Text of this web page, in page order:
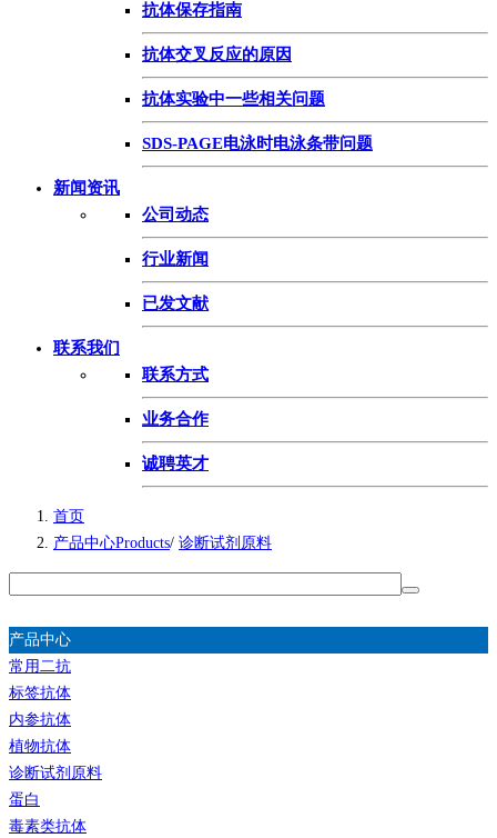
抗体保存指南
抗体交叉反应的原因
抗体实验中一些相关问题
SDS-PAGE电泳时电泳条带问题
新闻资讯
公司动态
行业新闻
已发文献
联系我们
联系方式
业务合作
诚聘英才
首页
产品中心Products/ 诊断试剂原料
产品中心
常用二抗
标签抗体
内参抗体
植物抗体
诊断试剂原料
蛋白
毒素类抗体